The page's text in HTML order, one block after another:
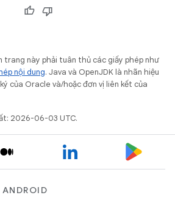
trang này phải tuân thủ các giấy phép như
nội dung. Java và OpenJDK là nhãn hiệu
của Oracle và/hoặc đơn vị liên kết của
2026-06-03 UTC.